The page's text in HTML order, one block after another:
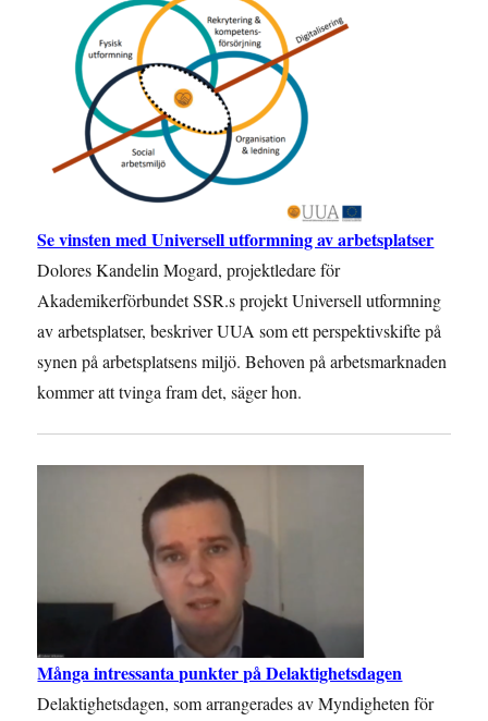
Se vinsten med Universell utformning av arbetsplatser
Dolores Kandelin Mogard, projektledare för
Akademikerförbundet SSR.s projekt Universell utformning
av arbetsplatser, beskriver UUA som ett perspektivskifte på
synen på arbetsplatsens miljö. Behoven på arbetsmarknaden
kommer att tvinga fram det, säger hon.
Många intressanta punkter på Delaktighetsdagen
Delaktighetsdagen, som arrangerades av Myndigheten för